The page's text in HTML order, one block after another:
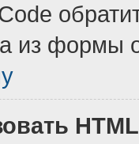
из формы